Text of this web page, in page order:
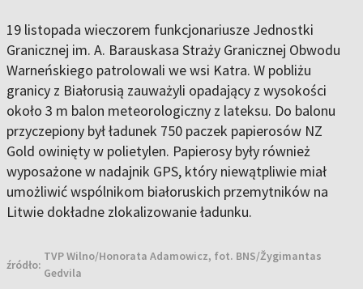
19 listopada wieczorem funkcjonariusze Jednostki
Granicznej im. A. Barauskasa Straży Granicznej Obwodu
Warneńskiego patrolowali we wsi Katra. W pobliżu
granicy z Białorusią zauważyli opadający z wysokości
około 3 m balon meteorologiczny z lateksu. Do balonu
przyczepiony był ładunek 750 paczek papierosów NZ
Gold owinięty w polietylen. Papierosy były również
wyposażone w nadajnik GPS, który niewątpliwie miał
umożliwić wspólnikom białoruskich przemytników na
Litwie dokładne zlokalizowanie ładunku.
źródło:
TVP Wilno/Honorata Adamowicz, fot. BNS/Žygimantas
Gedvila